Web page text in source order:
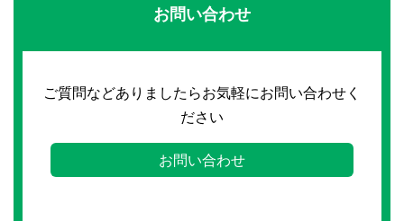
お問い合わせ
ご質問などありましたらお気軽にお問い合わせく
ださい
お問い合わせ